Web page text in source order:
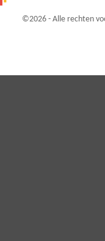
©2026 - Alle rechten